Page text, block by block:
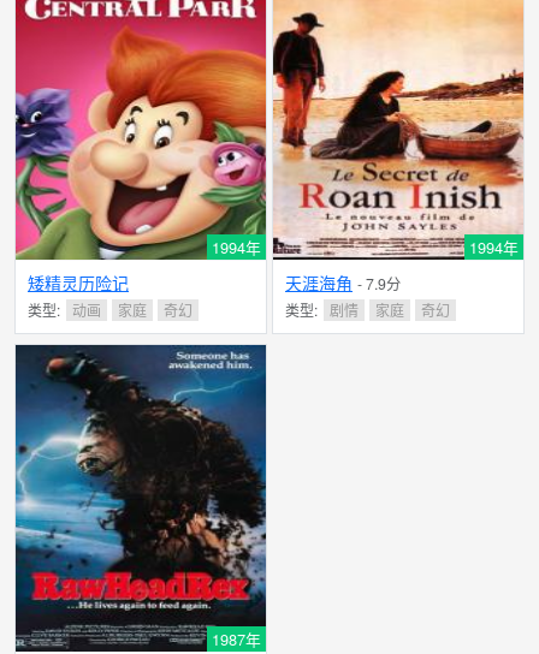
1994年
矮精灵历险记
类型: 动画 家庭 奇幻
1994年
天涯海角 - 7.9分
类型: 剧情 家庭 奇幻
1987年